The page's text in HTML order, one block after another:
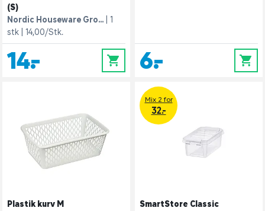
(S)
Nordic Houseware Gro...
1
stk
14,00/Stk.
14,- 0 6,- 0
Plastik kurv M
Mix 2 for
32.-
SmartStore Classic